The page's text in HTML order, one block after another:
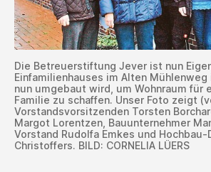
Die Betreuerstiftung Jever ist nun
Einfamilienhauses im Alten Mühlenweg
nun umgebaut wird, um Wohnraum für
Familie zu schaffen. Unser Foto zeigt
Vorstandsvorsitzenden Torsten
Margot Lorentzen, Bauunternehmer
Vorstand Rudolfa Emkes und
Christoffers. BILD: CORNELIA LÜERS